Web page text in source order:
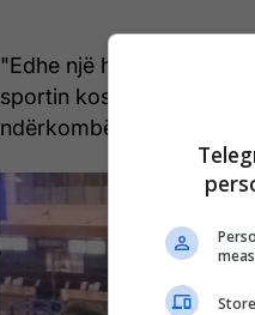
"Edhe një herë FPPK
sportin kosovar në
ndërkombëtare", thuhet